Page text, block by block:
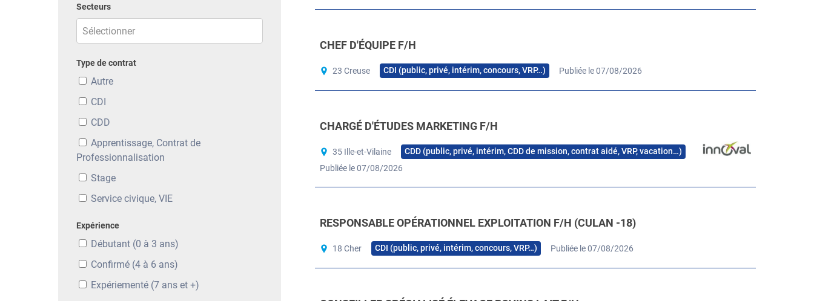
Secteurs
Type de contrat
Autre
CDI
CDD
Apprentissage, Contrat de
Professionnalisation
Stage
Service civique, VIE
Expérience
Débutant (0 à 3 ans)
Confirmé (4 à 6 ans)
Expériementé (7 ans et +)
CHEF D'ÉQUIPE F/H
23 Creuse CDI (public, privé, intérim, concours, VRP…) Publiée le 07/08/2026
CHARGÉ D'ÉTUDES MARKETING F/H
35 Ille-et-Vilaine
CDD (public, privé, intérim, CDD de mission, contrat aidé, VRP, vacation…)
Publiée le 07/08/2026
RESPONSABLE OPÉRATIONNEL EXPLOITATION F/H (CULAN -18)
18 Cher CDI (public, privé, intérim, concours, VRP…) Publiée le 07/08/2026